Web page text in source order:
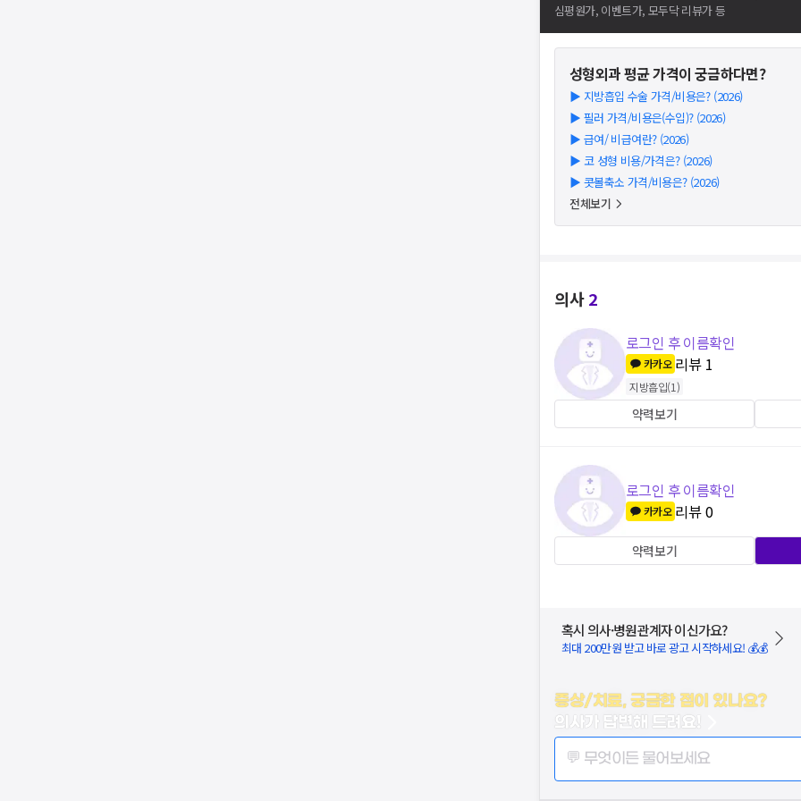
심평원가, 이벤트가, 모두닥 리뷰가 등
성형외과평균 가격이 궁금하다면?
▶ 지방흡입 수술 가격/비용은? (2026)
▶ 필러 가격/비용은(수입)? (2026)
▶ 급여/ 비급여란? (2026)
▶ 코 성형 비용/가격은? (2026)
▶ 콧볼축소 가격/비용은? (2026)
전체보기
의사2
로그인 후 이름확인
카카오 리뷰 1
지방흡입(1)
약력보기
로그인 후 이름확인
카카오 리뷰0
약력보기
혹시 의사·병원관계자 이신가요?
최대 200만원 받고 바로 광고 시작하세요! 💰💰
증상/치료, 궁금한 점이 있나요?
의사가 답변해 드려요!
💬 무엇이든 물어보세요